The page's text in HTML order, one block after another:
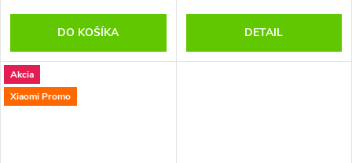
DO KOŠÍKA DETAIL
Akcia
Xiaomi Promo